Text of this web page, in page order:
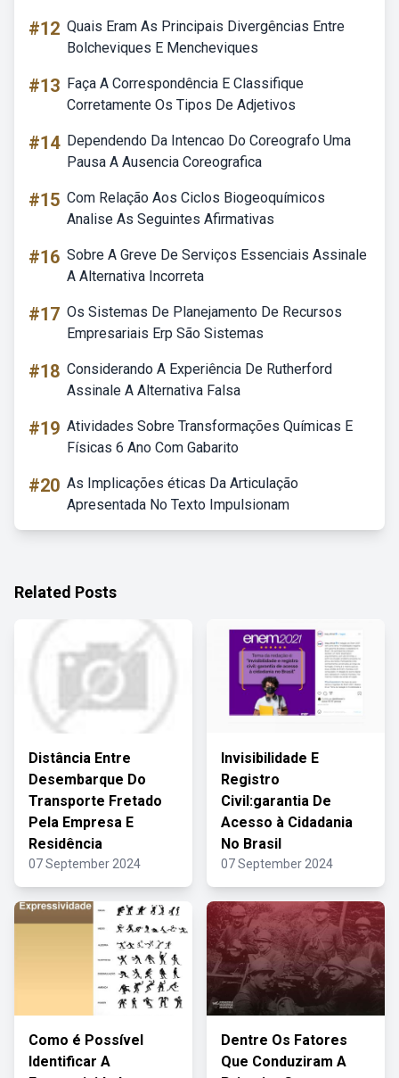
#12 Quais Eram As Principais Divergências Entre
Bolcheviques E Mencheviques
#13 Faça A Correspondência E Classifique
Corretamente Os Tipos De Adjetivos
#14 Dependendo Da Intencao Do Coreografo Uma
Pausa A Ausencia Coreografica
#15 Com Relação Aos Ciclos Biogeoquímicos
Analise As Seguintes Afirmativas
#16 Sobre A Greve De Serviços Essenciais Assinale
A Alternativa Incorreta
#17 Os Sistemas De Planejamento De Recursos
Empresariais Erp São Sistemas
#18 Considerando A Experiência De Rutherford
Assinale A Alternativa Falsa
#19 Atividades Sobre Transformações Químicas E
Físicas 6 Ano Com Gabarito
#20 As Implicações éticas Da Articulação
Apresentada No Texto Impulsionam
Related Posts
Distância Entre
Desembarque Do
Transporte Fretado
Pela Empresa E
Residência
07 September 2024
Invisibilidade E
Registro
Civil:garantia De
Acesso à Cidadania
No Brasil
07 September 2024
Como é Possível
Identificar A
Dentre Os Fatores
Que Conduziram A